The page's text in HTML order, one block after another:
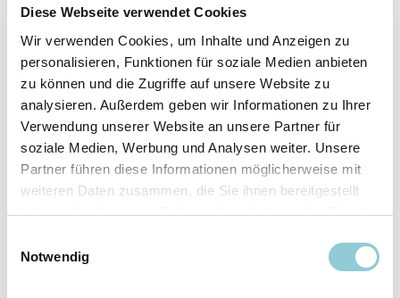
Diese Webseite verwendet Cookies
Wir verwenden Cookies, um Inhalte und Anzeigen zu
personalisieren, Funktionen für soziale Medien anbieten
zu können und die Zugriffe auf unsere Website zu
analysieren. Außerdem geben wir Informationen zu Ihrer
Verwendung unserer Website an unsere Partner für
soziale Medien, Werbung und Analysen weiter. Unsere
Partner führen diese Informationen möglicherweise mit
weiteren Daten zusammen, die Sie ihnen bereitgestellt
haben oder die sie im Rahmen Ihrer Nutzung der Dienste
Notwendig
Angebotsnummer
ABO49.271
Ausstattungslinie
AMG Line
Verfügbar ab
10/2026
Fahrzeugkategorie
SUV/​Geländewagen/​
Pickup
Fahrzeugkategorie
Sportwagen/​Coupé
Leistung
180 kW (245 PS)